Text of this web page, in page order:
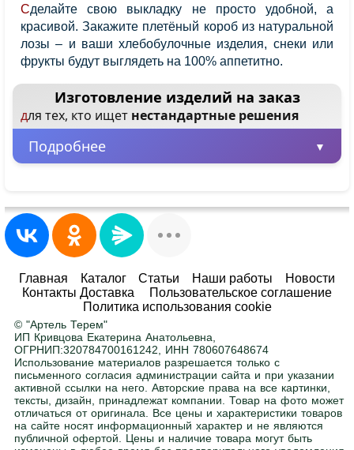
Сделайте свою выкладку не просто удобной, а
красивой. Закажите плетёный короб из натуральной
лозы – и ваши хлебобулочные изделия, снеки или
фрукты будут выглядеть на 100% аппетитно.
Изготовление изделий на заказ
для тех, кто ищет нестандартные решения
Подробнее
Заказывайте от одного изделия, не
ограничиваясь большими объемами.
Любые размеры и цвета
Адаптируем любой товар под ваше
помещение. Ширина, высота, глубина — по
вашему заданию. Покраска в любой цвет RAL
Нужна помощь в подборе?
Напишите или позвоните нам, поможем с
выбором.
Главная Каталог Статьи Наши работы
Новости
Контакты Доставка
Пользовательское соглашение
Политика использования cookie
© "Артель Терем"
ИП Кривцова Екатерина Анатольевна,
ОГРНИП:320784700161242, ИНН 780607648674
Использование материалов разрешается только с
письменного согласия администрации сайта и при указании
активной ссылки на него. Авторские права на все картинки,
тексты, дизайн, принадлежат компании. Товар на фото может
отличаться от оригинала. Все цены и характеристики товаров
на сайте носят информационный характер и не являются
публичной офертой. Цены и наличие товара могут быть